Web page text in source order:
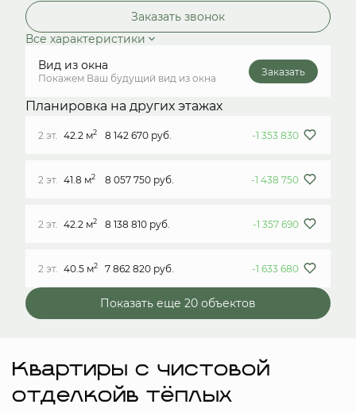
Заказать звонок
Все характеристики
Вид из окна
Покажем Ваш будущий вид из окна
Заказать
Планировка на других этажах
2 эт. 42.2 м2 8 142 670 руб. -1 353 830
2 эт. 41.8 м2 8 057 750 руб. -1 438 750
2 эт. 42.2 м2 8 138 810 руб. -1 357 690
2 эт. 40.5 м2 7 862 820 руб. -1 633 680
Показать еще 20 объектов
Квартиры с чистовой
отделкойв тёплых